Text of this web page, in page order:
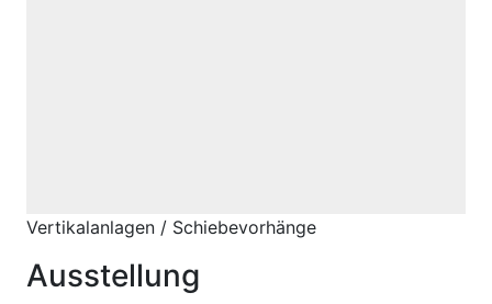
Vertikalanlagen / Schiebevorhänge
Ausstellung